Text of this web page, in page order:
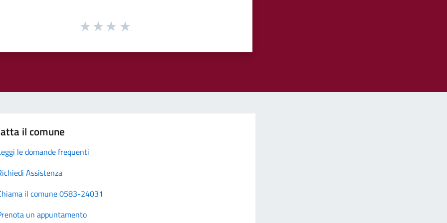
il comune
le domande frequenti
Assistenza
il comune 0583-24031
un appuntamento